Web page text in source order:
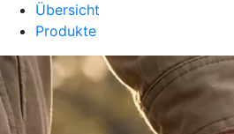
Übersicht
Produkte